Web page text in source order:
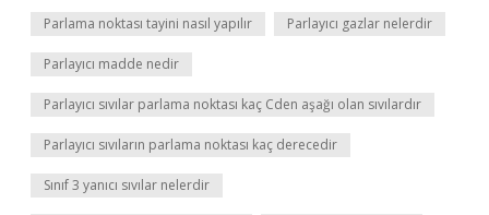
Parlama noktası tayini nasıl yapılır Parlayıcı gazlar nelerdir
Parlayıcı madde nedir
Parlayıcı sıvılar parlama noktası kaç Cden aşağı olan sıvılardır
Parlayıcı sıvıların parlama noktası kaç derecedir
Sınıf 3 yanıcı sıvılar nelerdir